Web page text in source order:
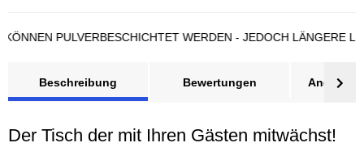
PULVERBESCHICHTET WERDEN - JEDOCH LÄNGERE
Beschreibung Bewertungen Angebot
Der Tisch der mit Ihren Gästen mitwächst!